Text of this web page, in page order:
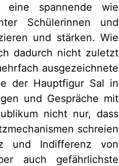
spannende wie
Schülerinnen und
und stärken. Wie
dadurch nicht zuletzt
ausgezeichnete
der Hauptfigur Sal in
und Gespräche mit
nicht nur, dass
schreien
und Indifferenz von
auch gefährlichste